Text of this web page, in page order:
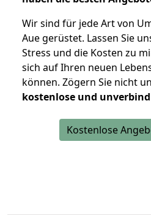
Wir sind für jede Art von
Aue gerüstet. Lassen Sie
Stress und die Kosten zu
sich auf Ihren neuen
können. Zögern Sie nicht
kostenlose und
Kostenlose